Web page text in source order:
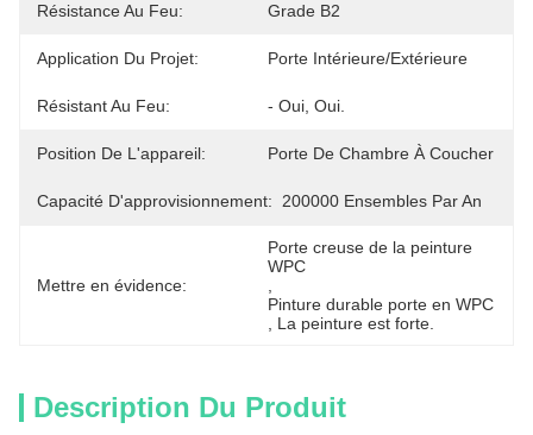
Résistance Au Feu: Grade B2
Application Du Projet: Porte Intérieure/extérieure
Résistant Au Feu: - Oui, Oui.
Position De L'appareil: Porte De Chambre À Coucher
Capacité D'approvisionnement: 200000 Ensembles Par An
Mettre en évidence:
Porte creuse de la peinture
WPC
Pinture durable porte en WPC
La peinture est forte.
Description Du Produit